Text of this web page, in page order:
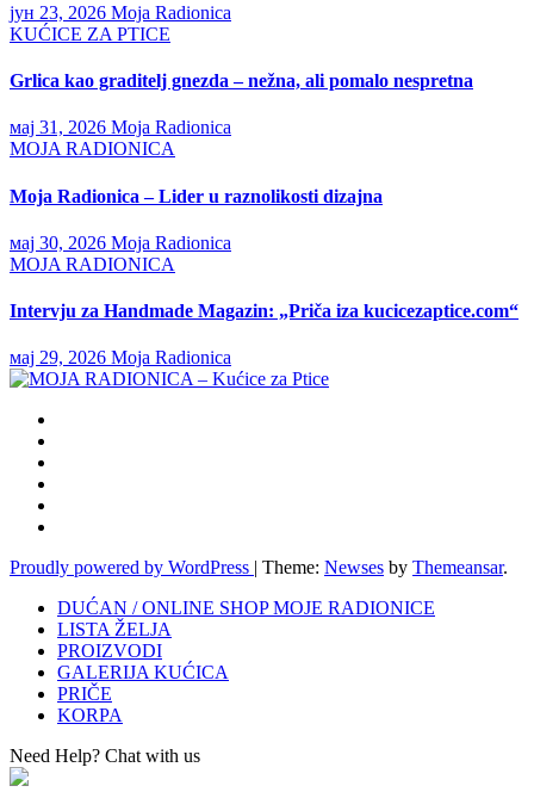
јун 23, 2026 Moja Radionica
KUĆICE ZA PTICE
Grlica kao graditelj gnezda – nežna, ali pomalo nespretna
мај 31, 2026 Moja Radionica
MOJA RADIONICA
Moja Radionica – Lider u raznolikosti dizajna
мај 30, 2026 Moja Radionica
MOJA RADIONICA
Intervju za Handmade Magazin: „Priča iza kucicezaptice.com“
мај 29, 2026 Moja Radionica
Proudly powered by WordPress | Theme: Newses by Themeansar.
DUĆAN / ONLINE SHOP MOJE RADIONICE
LISTA ŽELJA
PROIZVODI
GALERIJA KUĆICA
PRIČE
KORPA
Need Help? Chat with us